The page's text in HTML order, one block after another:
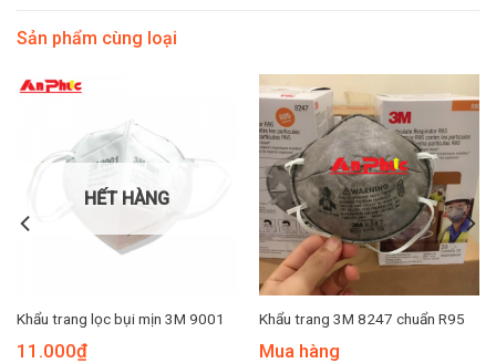
Sản phẩm cùng loại
HẾT HÀNG
Khẩu trang lọc bụi mịn 3M 9001
11.000₫
Khẩu trang 3M 8247 chuẩn R95
Mua hàng